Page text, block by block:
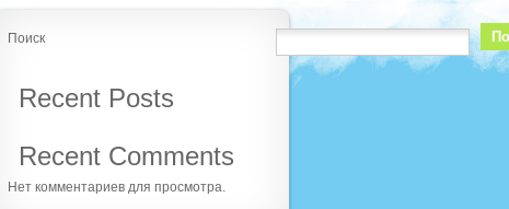
Поиск
Recent Posts
Recent Comments
Нет комментариев для просмотра.